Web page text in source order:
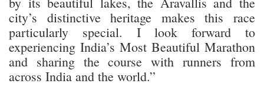
city’s distinctive heritage makes this race
particularly special. I look forward to
experiencing India’s Most Beautiful Marathon
and sharing the course with runners from
across India and the world.”